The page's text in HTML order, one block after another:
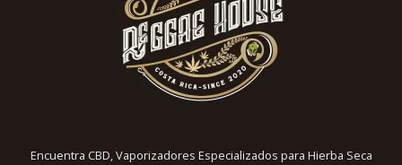
Encuentra CBD, Vaporizadores Especializados para Hierba Seca